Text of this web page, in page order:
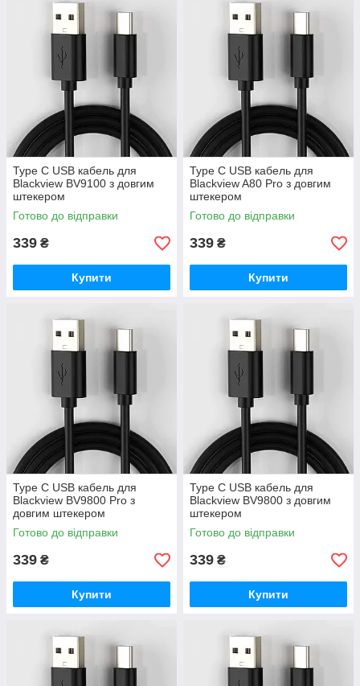
Type C USB кабель для
Blackview BV9100 з довгим
штекером
Готово до відправки
339 ₴
Купити
Type C USB кабель для
Blackview A80 Pro з довгим
штекером
Готово до відправки
339 ₴
Купити
Type C USB кабель для
Blackview BV9800 Pro з
довгим штекером
Готово до відправки
339 ₴
Купити
Type C USB кабель для
Blackview BV9800 з довгим
штекером
Готово до відправки
339 ₴
Купити